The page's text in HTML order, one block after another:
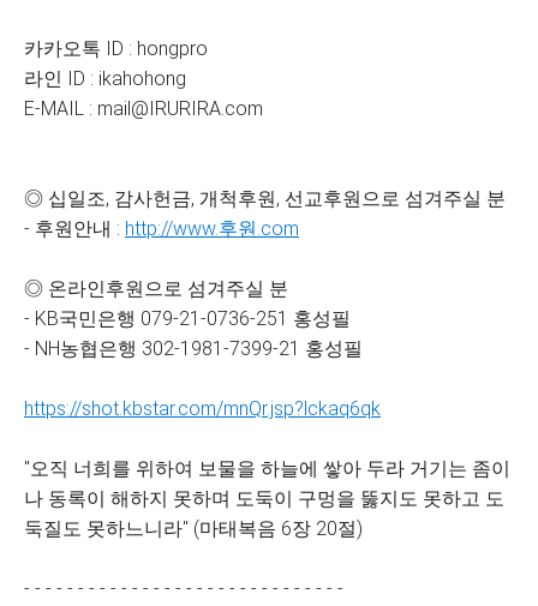
카카오톡 ID : hongpro
라인 ID : ikahohong
E-MAIL : mail@IRURIRA.com
◎ 십일조, 감사헌금, 개척후원, 선교후원으로 섬겨주실 분
- 후원안내 : http://www.후원.com
◎ 온라인후원으로 섬겨주실 분
- KB국민은행 079-21-0736-251 홍성필
- NH농협은행 302-1981-7399-21 홍성필
https://shot.kbstar.com/mnQr.jsp?lckaq6qk
"오직 너희를 위하여 보물을 하늘에 쌓아 두라 거기는 좀이
나 동록이 해하지 못하며 도둑이 구멍을 뚫지도 못하고 도
둑질도 못하느니라" (마태복음 6장 20절)
- - - - - - - - - - - - - - - - - - - - - - - - - - - - - -